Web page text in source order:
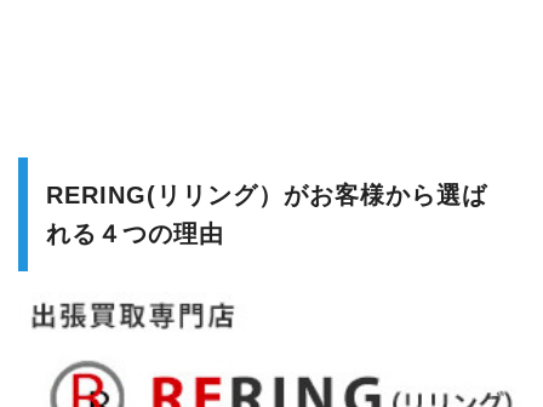
RERING(リリング）がお客様から選ば
れる４つの理由